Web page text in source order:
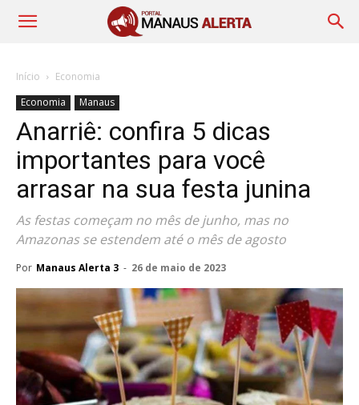
Início
Economia
Economia
Manaus
Anarriê: confira 5 dicas
importantes para você
arrasar na sua festa junina
As festas começam no mês de junho, mas no
Amazonas se estendem até o mês de agosto
Por Manaus Alerta 3 - 26 de maio de 2023